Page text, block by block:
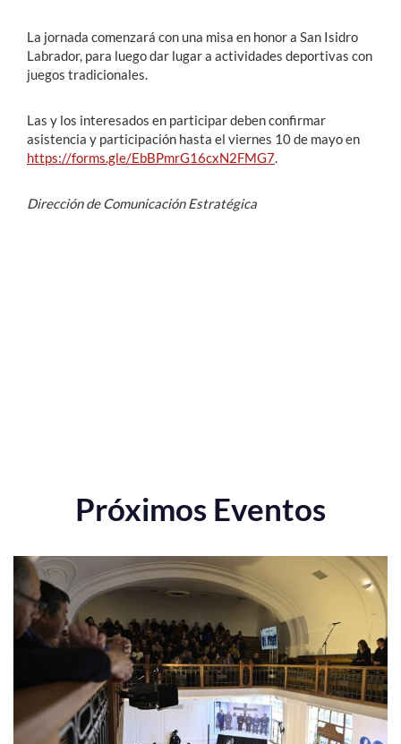
La jornada comenzará con una misa en honor a San Isidro
Labrador, para luego dar lugar a actividades deportivas con
juegos tradicionales.
Las y los interesados en participar deben confirmar
asistencia y participación hasta el viernes 10 de mayo en
https://forms.gle/EbBPmrG16cxN2FMG7
Dirección de Comunicación Estratégica
Próximos Eventos